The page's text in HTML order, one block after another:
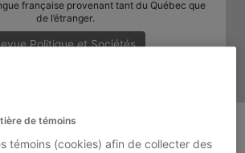
française provenant tant du Québec que
de l’étranger.
Politique et Sociétés
de témoins
témoins (cookies) afin de collecter des